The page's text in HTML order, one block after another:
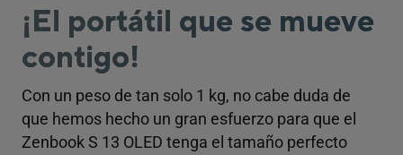
¡El portátil que se mueve
contigo!
Con un peso de tan solo 1 kg, no cabe duda de
que hemos hecho un gran esfuerzo para que el
Zenbook S 13 OLED tenga el tamaño perfecto